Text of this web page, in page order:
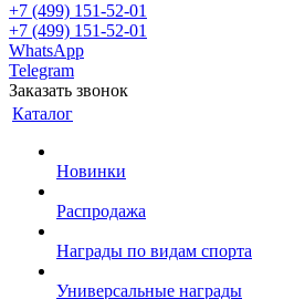
+7 (499) 151-52-01
+7 (499) 151-52-01
WhatsApp
Telegram
Заказать звонок
Каталог
Новинки
Распродажа
Награды по видам спорта
Универсальные награды